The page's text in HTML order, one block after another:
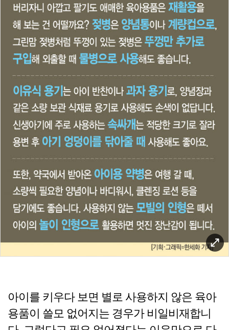
아이를 키우다 보면 별로 사용하지 않은 육아
용품이 쓸모 없어지는 경우가 비일비재합니